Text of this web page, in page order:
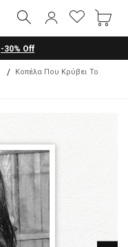
-30% Off
Κοπέλα Που Κρύβει Το